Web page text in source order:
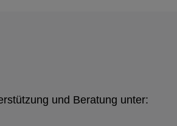
und Beratung unter: